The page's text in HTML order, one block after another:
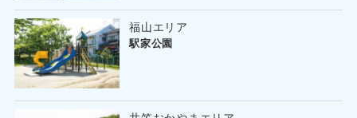
福山エリア
駅家公園